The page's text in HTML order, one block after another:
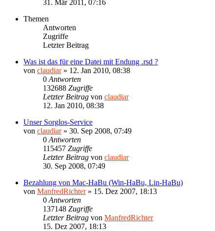
31. Mär 2011, 07:16
Themen
Antworten
Zugriffe
Letzter Beitrag
Was ist das für eine Datei mit Endung .rsd ?
von claudiar» 12. Jan 2010, 08:38
0 Antworten
132688 Zugriffe
Letzter Beitrag von claudiar
12. Jan 2010, 08:38
Unser Sorglos-Service
von claudiar» 30. Sep 2008, 07:49
0 Antworten
115457 Zugriffe
Letzter Beitrag von claudiar
30. Sep 2008, 07:49
Bezahlung von Mac-HaBu (Win-HaBu, Lin-HaBu)
von ManfredRichter» 15. Dez 2007, 18:13
0 Antworten
137148 Zugriffe
Letzter Beitrag von ManfredRichter
15. Dez 2007, 18:13